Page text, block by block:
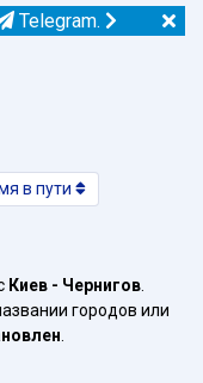
Telegram.
в пути
Киев - Чернигов
городов или